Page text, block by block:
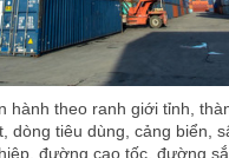
hành theo ranh giới tỉnh,
dòng tiêu dùng, cảng biển,
đường cao tốc, đường